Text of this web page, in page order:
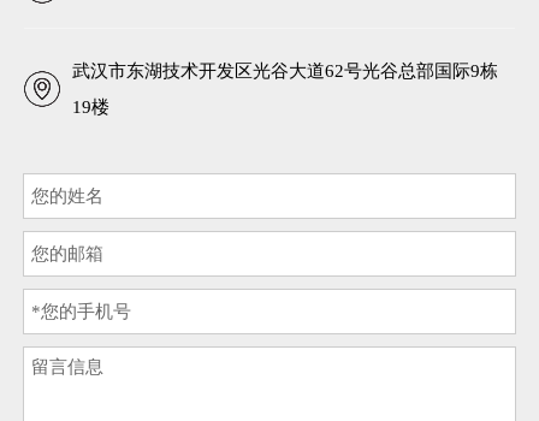
武汉市东湖技术开发区光谷大道62号光谷总部国际9栋
19楼